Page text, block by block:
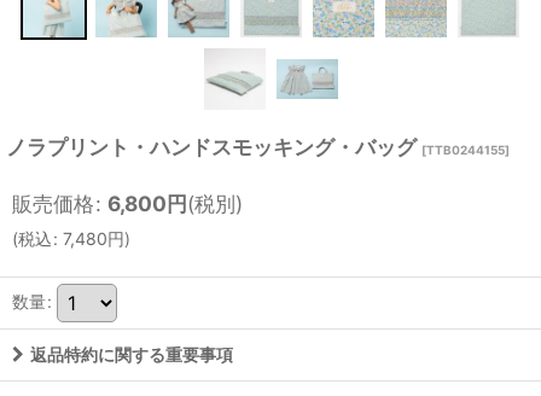
ノラプリント・ハンドスモッキング・バッグ [TTB0244155]
販売価格: 6,800円(税別)
(税込: 7,480円)
数量:
返品特約に関する重要事項